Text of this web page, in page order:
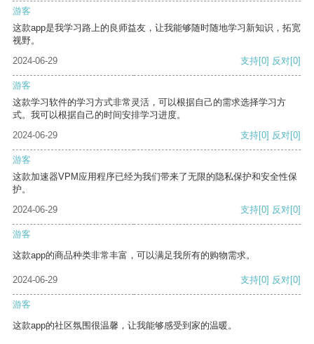
游客
这款app是我学习路上的良师益友，让我能够随时随地学习新知识，拓宽
视野。
2024-06-29
支持[0] 反对[0]
游客
这款学习软件的学习方式非常灵活，可以根据自己的需求选择学习方
式。我可以根据自己的时间安排学习进度。
2024-06-29
支持[0] 反对[0]
游客
这款加速器VPM应用程序已经为我们带来了无限的隐私保护和安全性保
护。
2024-06-29
支持[0] 反对[0]
游客
这款app的商品种类非常丰富，可以满足我所有的购物需求。
2024-06-29 支持[0] 反对[0]
游客
这款app的社区氛围很温馨，让我能够感受到家的温暖。